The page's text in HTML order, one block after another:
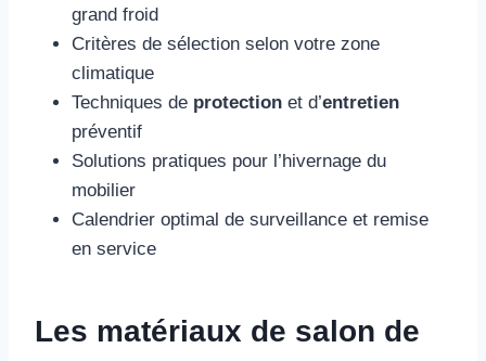
grand froid
Critères de sélection selon votre zone
climatique
Techniques de protection et d’entretien
préventif
Solutions pratiques pour l’hivernage du
mobilier
Calendrier optimal de surveillance et remise
en service
Les matériaux de salon de